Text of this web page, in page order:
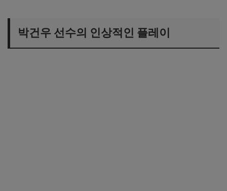
박건우 선수의 인상적인 플레이